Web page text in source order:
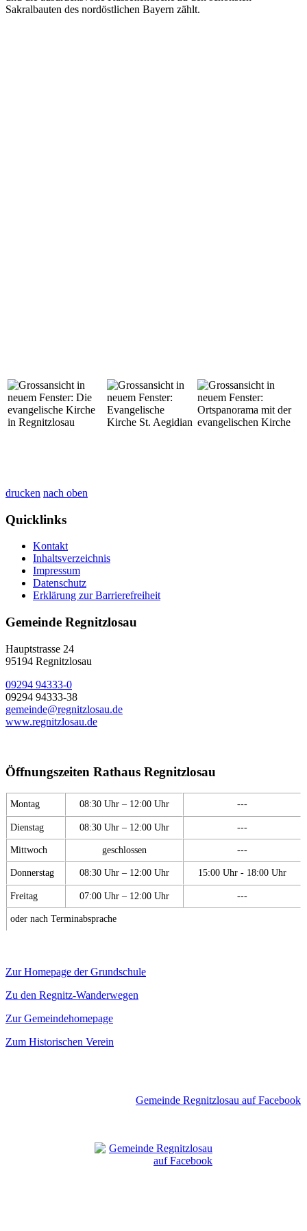
Sakralbauten des nordöstlichen Bayern zählt.
drucken nach oben
Quicklinks
Kontakt
Inhaltsverzeichnis
Impressum
Datenschutz
Erklärung zur Barrierefreiheit
Gemeinde Regnitzlosau
Hauptstrasse 24
95194 Regnitzlosau
09294 94333-0
09294 94333-38
gemeinde@regnitzlosau.de
www.regnitzlosau.de
Öffnungszeiten Rathaus Regnitzlosau
Montag 08:30 Uhr – 12:00 Uhr ---
Dienstag 08:30 Uhr – 12:00 Uhr ---
Mittwoch geschlossen ---
Donnerstag 08:30 Uhr – 12:00 Uhr 15:00 Uhr - 18:00 Uhr
Freitag 07:00 Uhr – 12:00 Uhr ---
oder nach Terminabsprache
Zur Homepage der Grundschule
Zu den Regnitz-Wanderwegen
Zur Gemeindehomepage
Zum Historischen Verein
Gemeinde Regnitzlosau auf Facebook